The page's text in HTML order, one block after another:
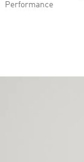
Performance